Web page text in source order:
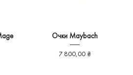
Очки Maybach
Ціна
7 800,00 ₴